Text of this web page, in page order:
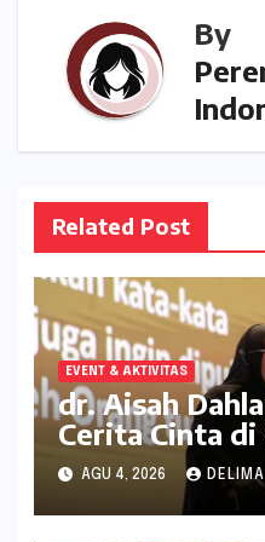
By
Related Post
EVENT & AKTIVITAS
dr. Aisah
Cerita Cinta di
Tanggalnya
AGU 4, 2026